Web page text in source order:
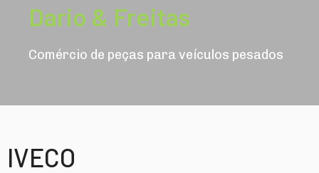
Dario & Freitas
Comércio de peças para veículos pesados
IVECO